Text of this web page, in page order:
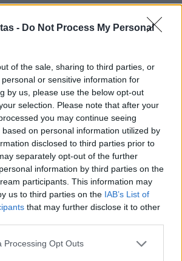
- Do Not Process My Personal
of the sale, sharing to third parties, or
or sensitive information for
by us, please use the below opt-out
selection. Please note that after your
you may continue seeing
on personal information utilized by
disclosed to third parties prior to
separately opt-out of the further
information by third parties on the
participants. This information may
us to third parties on the IAB’s List of
that may further disclose it to other
Processing Opt Outs